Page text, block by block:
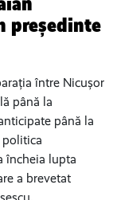
președinte
între Nicușor
până la
până la
încheia lupta
a brevetat